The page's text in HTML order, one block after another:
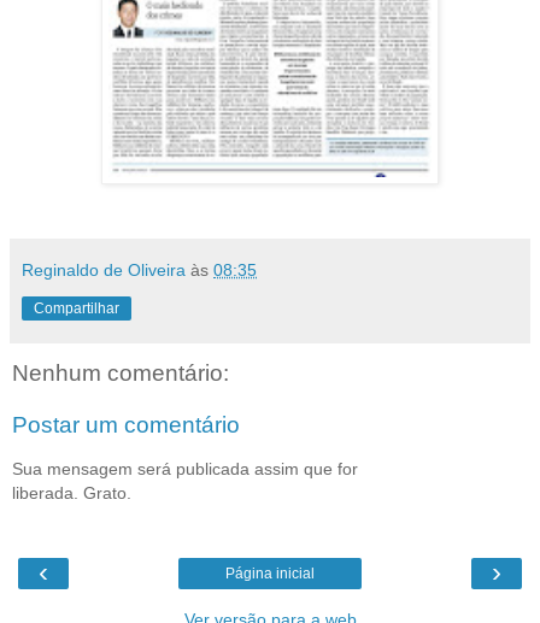
Reginaldo de Oliveira às 08:35
Compartilhar
Nenhum comentário:
Postar um comentário
Sua mensagem será publicada assim que for
liberada. Grato.
‹ ›
Página inicial